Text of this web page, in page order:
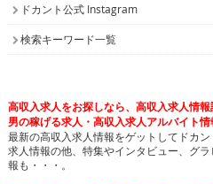
ドカント公式 Instagram
検索キーワード一覧
高収入求人をお探しなら、高収入求人情報
男の稼げる求人・高収入求人アルバイト
最新の高収入求人情報をゲットしてドカン
求人情報の他、特集やインタビュー、グ
報も・・・。